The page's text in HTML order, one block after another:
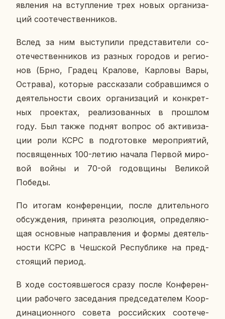
яв­ле­ния на вступ­ле­ние трех новых ор­га­ни­за­
ций со­оте­че­ствен­ни­ков.
Вслед за ним вы­сту­пи­ли пред­ста­ви­те­ли со­
оте­че­ствен­ни­ков из разных го­ро­дов и ре­ги­о­
нов (Брно, Градец Кра­ло­ве, Кар­ло­вы Вары,
Остра­ва), ко­то­рые рас­ска­за­ли со­брав­шим­ся о
де­я­тель­но­сти своих ор­га­ни­за­ций и кон­крет­
ных про­ек­тах, ре­а­ли­зо­ван­ных в про­шлом
году. Был также поднят вопрос об ак­ти­ви­за­
ции роли КСРС в под­го­тов­ке ме­ро­при­я­тий,
по­свя­щен­ных 100-летию начала Первой ми­ро­
вой войны и 70-ой го­дов­щи­ны Ве­ли­кой
Победы.
По итогам кон­фе­рен­ции, после дли­тель­но­го
об­суж­де­ния, при­ня­та ре­зо­лю­ция, опре­де­ля­ю­
щая ос­нов­ные на­прав­ле­ния и формы де­я­тель­
но­сти КСРС в Чеш­ской Рес­пуб­ли­ке на пред­
сто­я­щий период.
В ходе со­сто­яв­ше­го­ся сразу после Кон­фе­рен­
ции ра­бо­че­го за­се­да­ния пред­се­да­те­лем Ко­ор­
ди­на­ци­он­но­го совета рос­сий­ских со­оте­че­